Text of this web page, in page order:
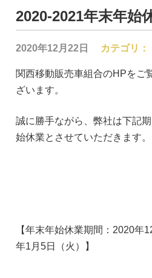
2020-2021年末年始
2020年12月22日 カテゴリ：
関西移動販売車組合のHPをご
ざいます。
誠に勝手ながら、弊社は下記
始休業とさせていただきます。
【年末年始休業期間：2020年
年1月5日（火）】